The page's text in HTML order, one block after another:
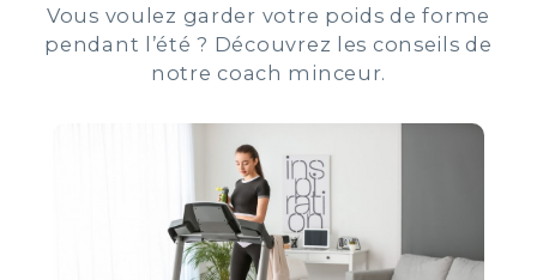
Vous voulez garder votre poids de forme
pendant l’été ? Découvrez les conseils de
notre coach minceur.